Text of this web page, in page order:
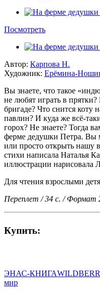
Посмотреть
Автор: Карпова Н.
Художник: Ерёмина-
Вы знаете, что такое
не любят играть в
бригаде? Что снится коту
павлин? И куда же всё-
горох? Не знаете? Тогда
ферме дедушки Петра. Вы
или просто открыть нашу
стихи написала Наталья
иллюстрации
Для чтения взрослыми
Переплет / 34 с. / Формат
Купить:
ЭНАС-КНИГА
мир